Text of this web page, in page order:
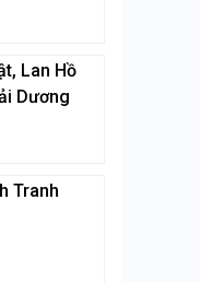
Lan Hồ
Dương
Tranh